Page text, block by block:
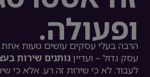
ופעולה.
הרבה בעלי עסקים עושים טעות
עסק גדול – ועדייןנותנים שירות
לעבוד. לא כי שירות זה רע. אלא כי